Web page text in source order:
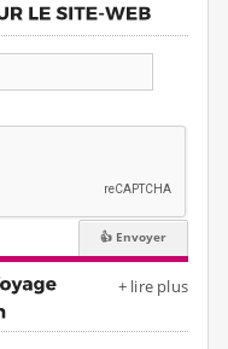
+ lire plus